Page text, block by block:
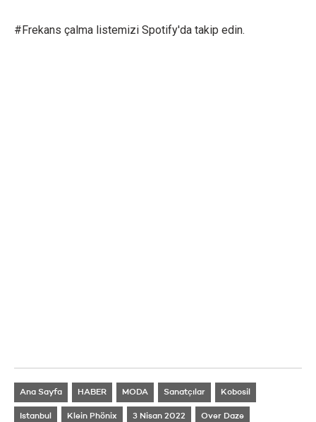
#Frekans çalma listemizi Spotify'da takip edin.
Ana Sayfa HABER MODA Sanatçılar Kobosil
Istanbul Klein Phönix 3 Nisan 2022 Over Daze